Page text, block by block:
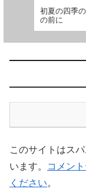
初夏の四季
の前に
このサイトはス
います。
コメン
ください。